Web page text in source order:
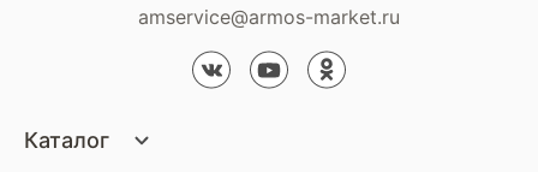
Каталог
amservice@armos-market.ru